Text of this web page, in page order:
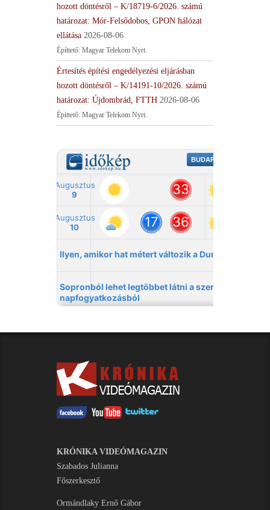
hozott döntésről – K/18719-6/2026. számú
határozat: Mór-Felsődobos, GPON hálózat
ellátása 2026-08-06
Építtető: Magyar Telekom Nyrt.
Értesítés építési engedélyezési eljárásban
hozott döntésről – K/14191-10/2026. számú
határozat: Újdombrád, FTTH 2026-08-06
Építtető: Magyar Telekom Nyrt.
KRÓNIKA VIDEÓMAGAZIN
Szabados Julianna
Főszerkesztő
Ormándlaky Ernő Gábor